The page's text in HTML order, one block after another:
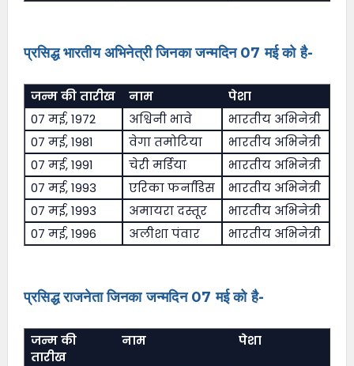
प्रसिद्ध भारतीय अभिनेत्री जिनका जन्मदिन 07 मई को है-
जन्म की तारीख नाम
पेशा
07 मई, 1972
अश्विनी भावे
भारतीय अभिनेत्री
07 मई, 1981
वेगा तमोटिया
भारतीय अभिनेत्री
07 मई, 1991
चेरी मर्डिया
भारतीय अभिनेत्री
07 मई, 1993
एरिका फर्नांडिस
भारतीय अभिनेत्री
07 मई, 1993
अमायरा दस्तूर
भारतीय अभिनेत्री
07 मई, 1996
अलीशा पंवार भारतीय अभिनेत्री
प्रसिद्ध राजनेता जिनका जन्मदिन 07 मई को है-
जन्म की
तारीख
नाम पेशा